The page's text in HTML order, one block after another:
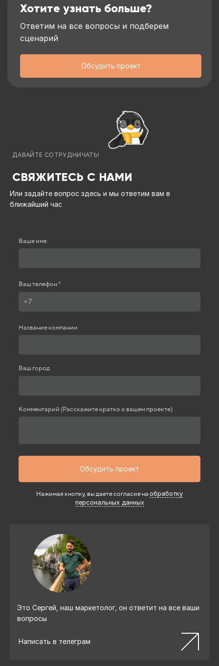
Хотите узнать больше?
Ответим на все вопросы и подберем
сценарий
Обсудить проект
ДАВАЙТЕ СОТРУДНИЧАТЬ!
СВЯЖИТЕСЬ С НАМИ
Или задайте вопрос здесь и мы ответим вам в
ближайший час
Ваше имя
Ваш телефон *
Название компании
Ваш город
Комментарий (Расскажите кратко о вашем проекте)
Обсудить проект
Нажимая кнопку, вы даете согласие на обработку
персональных данных
Это Сергей, наш маркетолог, он ответит на все ваши
вопросы
Написать в телеграм